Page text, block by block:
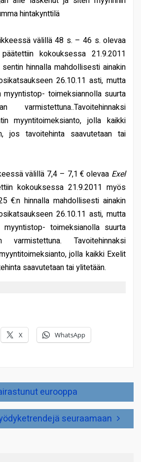
hintakynttilä
välillä 48 s. – 46 s. olevaa
päätettiin kokouksessa 21.9.2011
hinnalla mahdollisesti ainakin
26.10.11 asti, mutta
myyntistop- toimeksiannolla suurta
varmistettuna..Tavoitehinnaksi
myyntitoimeksianto, jolla kaikki
jos tavoitehinta saavutetaan tai
välillä 7,4 – 7,1 € olevaa Exel
kokouksessa 21.9.2011 myös
€:n hinnalla mahdollisesti ainakin
26.10.11 asti, mutta
toimeksianolla suurta
varmistettuna. Tavoitehinnaksi
jolla kaikki Exelit
saavutetaan tai ylitetään.
X WhatsApp
eurooppa
seuraamaan